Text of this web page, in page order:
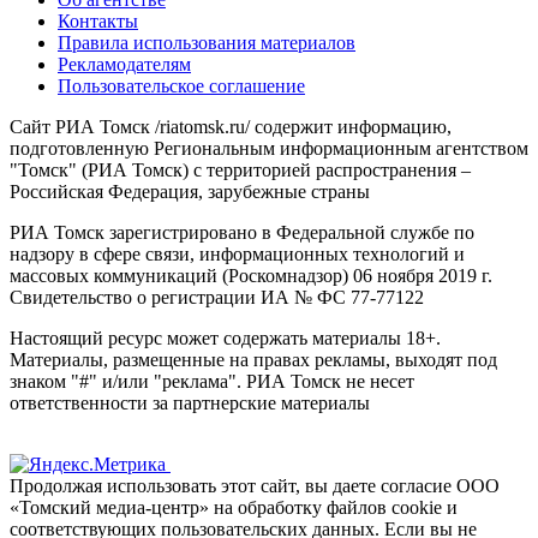
Контакты
Правила использования материалов
Рекламодателям
Пользовательское соглашение
Сайт РИА Томск /riatomsk.ru/ содержит информацию,
подготовленную Региональным информационным агентством
"Томск" (РИА Томск) с территорией распространения –
Российская Федерация, зарубежные страны
РИА Томск зарегистрировано в Федеральной службе по
надзору в сфере связи, информационных технологий и
массовых коммуникаций (Роскомнадзор) 06 ноября 2019 г.
Свидетельство о регистрации ИА № ФС 77-77122
Настоящий ресурс может содержать материалы 18+.
Материалы, размещенные на правах рекламы, выходят под
знаком "#" и/или "реклама". РИА Томск не несет
ответственности за партнерские материалы
Продолжая использовать этот сайт, вы даете согласие ООО
«Томский медиа-центр» на обработку файлов cookie и
соответствующих пользовательских данных. Если вы не